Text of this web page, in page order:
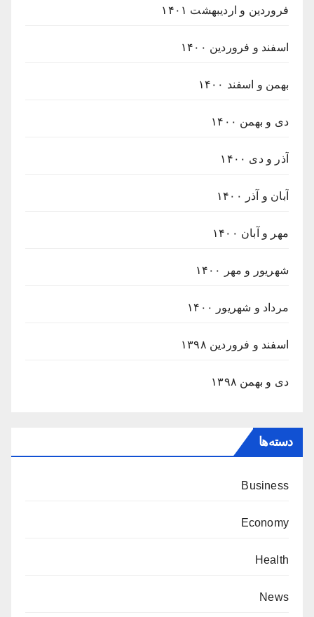
فروردین و اردیبهشت ۱۴۰۱
اسفند و فروردین ۱۴۰۰
بهمن و اسفند ۱۴۰۰
دی و بهمن ۱۴۰۰
آذر و دی ۱۴۰۰
آبان و آذر ۱۴۰۰
مهر و آبان ۱۴۰۰
شهریور و مهر ۱۴۰۰
مرداد و شهریور ۱۴۰۰
اسفند و فروردین ۱۳۹۸
دی و بهمن ۱۳۹۸
دسته‌ها
Business
Economy
Health
News